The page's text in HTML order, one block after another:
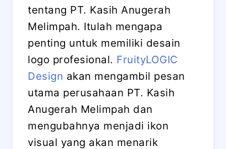
tentang PT. Kasih Anugerah
Melimpah. Itulah mengapa
penting untuk memiliki desain
logo profesional. FruityLOGIC
Design akan mengambil pesan
utama perusahaan PT. Kasih
Anugerah Melimpah dan
mengubahnya menjadi ikon
visual yang akan menarik